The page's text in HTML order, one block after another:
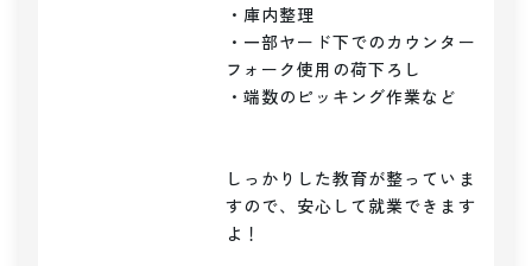
・庫内整理
・一部ヤード下でのカウンター
フォーク使用の荷下ろし
・端数のピッキング作業など
しっかりした教育が整っていま
すので、安心して就業できます
よ！